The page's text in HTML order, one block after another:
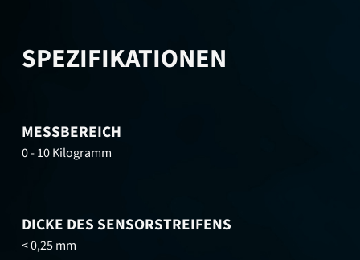
SPEZIFIKATIONEN
MESSBEREICH
0 - 10 Kilogramm
DICKE DES SENSORSTREIFENS
< 0,25 mm